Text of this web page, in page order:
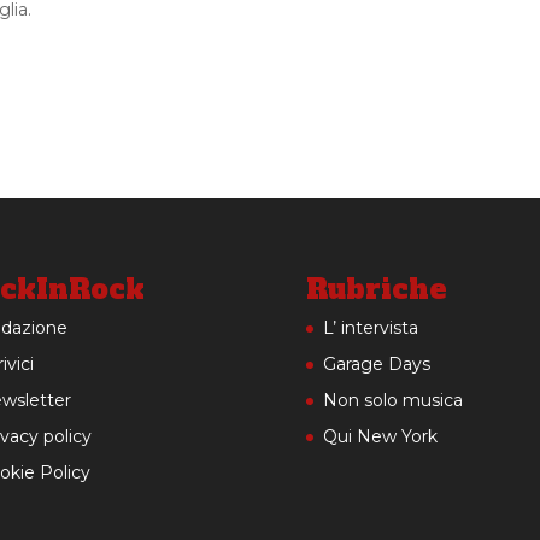
policy
Policy
Rubriche
L’ intervista
Garage Days
Non solo musica
Qui New York